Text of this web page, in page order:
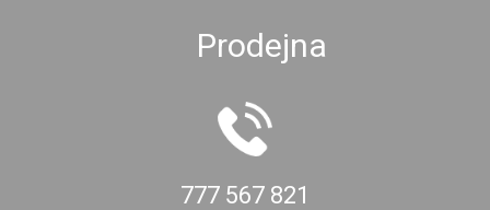
Prodejna
777 567 821